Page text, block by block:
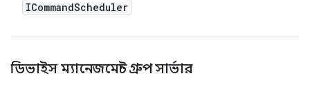
ICommandScheduler
ডিভাইস ম্যানেজমেন্ট গ্রুপ সার্ভার